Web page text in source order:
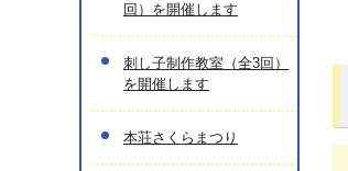
回）を開催します
刺し子制作教室（全3回）
を開催します
本荘さくらまつり